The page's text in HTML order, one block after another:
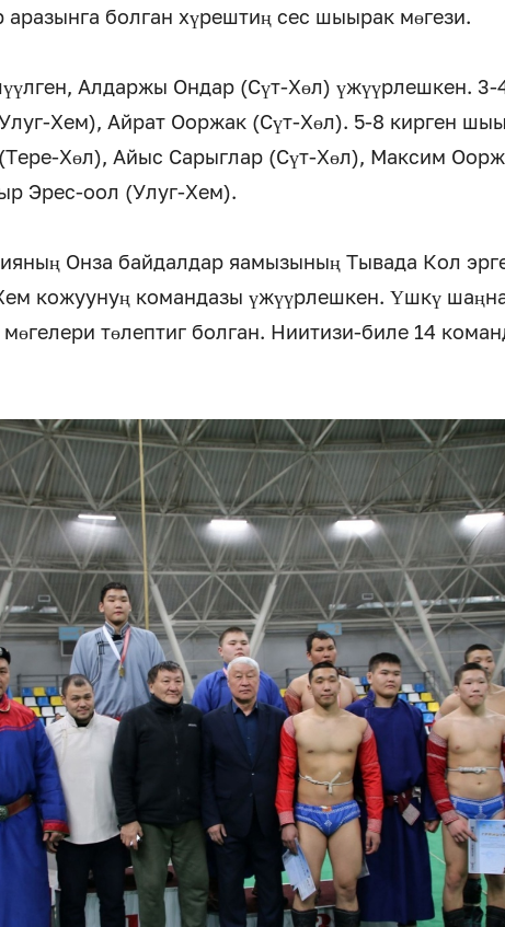
аразынга болган хүрештиң сес шыырак мөгези.
Алдаржы Ондар (Сүт-Хөл) үжүүрлешкен.
Хем), Айрат Ооржак (Сүт-Хөл). 5-8 кирген
Хөл), Айыс Сарыглар (Сүт-Хөл), Максим
Эрес-оол (Улуг-Хем).
Онза байдалдар яамызының Тывада Кол
кожуунуң командазы үжүүрлешкен. Үшкү
төлептиг болган. Ниитизи-биле 14